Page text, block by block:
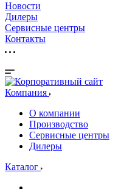
Новости
Дилеры
Сервисные центры
Контакты
Компания
О компании
Производство
Сервисные центры
Дилеры
Каталог